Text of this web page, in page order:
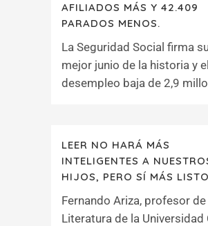
AFILIADOS MÁS Y 42.409
PARADOS MENOS.
La Seguridad Social firma
mejor junio de la historia y el
desempleo baja de 2,9
LEER NO HARÁ MÁS
INTELIGENTES A
HIJOS, PERO SÍ MÁS
Fernando Ariza, profesor de
Literatura de la Universidad